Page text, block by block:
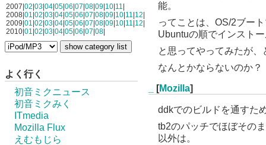
2007| 02 03 04 05 06 07 08 09 10 11
2008| 01 02 03 04 05 06 07 08 09 10 11 12
2009| 01 02 03 04 05 06 07 08 09 10 11 12
2010| 01 02 03 04 05 06 07 08
よく行く
初音ミクニュース
初音ミクみく
ITmedia
Mozilla Flux
えむもじら
能。
ってことは、OS/2ブー
Ubuntuの順でインスト
と思ってやってみたが
なんとかならないのか？
[Mozilla]
ddkでのビルドを通すた
tb2のパッチでほぼその
以外は。